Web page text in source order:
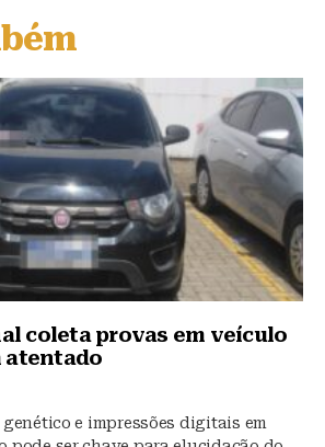
s
A
p
p
coleta provas em veículo
atentado
e impressões digitais em